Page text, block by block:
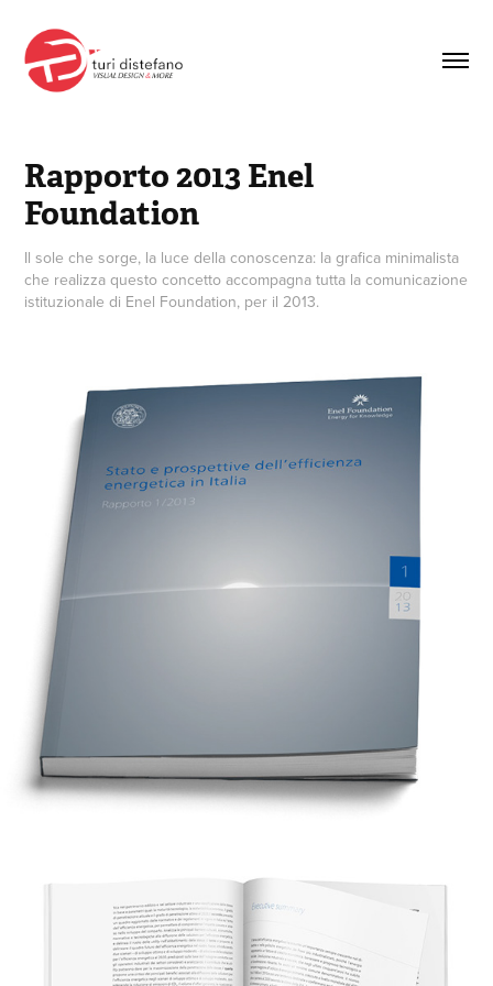
Rapporto 2013 Enel
Foundation
Il sole che sorge, la luce della conoscenza: la grafica minimalista
che realizza questo concetto accompagna tutta la comunicazione
istituzionale di Enel Foundation, per il 2013.